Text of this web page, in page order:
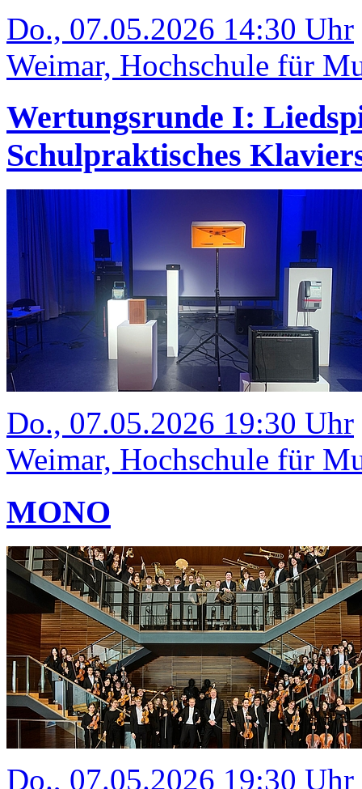
Do., 07.05.2026 14:30 Uhr
Weimar, Hochschule für
Wertungsrunde I:
Schulpraktisches
Do., 07.05.2026 19:30 Uhr
Weimar, Hochschule für
MONO
Do., 07.05.2026 19:30 Uhr